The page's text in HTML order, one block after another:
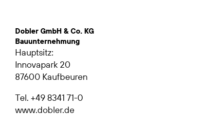
Dobler GmbH & Co. KG
Bauunternehmung
Hauptsitz:
Innovapark 20
87600 Kaufbeuren
Tel. +49 8341 71-0
www.dobler.de